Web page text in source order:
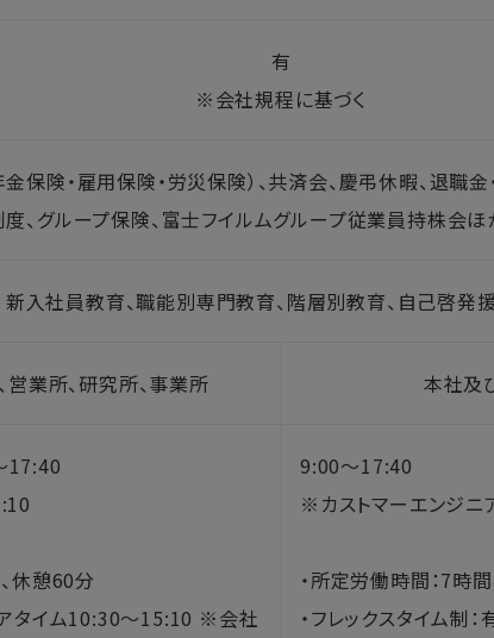
有
※会社規程に基づく
保険・雇用保険・労災保険）、共済会、慶弔休暇、退職
、グループ保険、富士フイルムグループ従業員持株会ほ
新入社員教育、職能別専門教育、階層別教育、自己啓発
業所、研究所、事業所 本社及
17:40
休憩60分
アタイム10:30～15:10 ※会社
9:00～17:40
※カストマーエンジニ
・所定労働時間：7時
・フレックスタイム制